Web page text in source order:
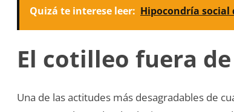
Quizá te interese leer: Hipocondría social
El cotilleo fuera
Una de las actitudes más desagradables de